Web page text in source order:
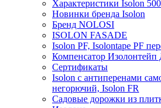
Характеристики Isolon
Новинки бренда Isolon
Бренд NOLOSI
ISOLON FASADE
Isolon PF, Isolontape PF
Компенсатор Изолонтейп
Сертификаты
Isolon с антиперенами
негорючий, Isolon FR
Садовые дорожки из